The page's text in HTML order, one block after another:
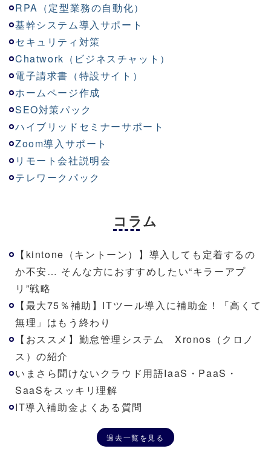
RPA（定型業務の自動化）
基幹システム導入サポート
セキュリティ対策
Chatwork（ビジネスチャット）
電子請求書（特設サイト）
ホームページ作成
SEO対策パック
ハイブリッドセミナーサポート
Zoom導入サポート
リモート会社説明会
テレワークパック
コラム
【kintone（キントーン）】導入しても定着するの
か不安… そんな方におすすめしたい“キラーアプ
リ”戦略
【最大75％補助】ITツール導入に補助金！「高くて
無理」はもう終わり
【おススメ】勤怠管理システム Xronos（クロノ
ス）の紹介
いまさら聞けないクラウド用語IaaS・PaaS・
SaaSをスッキリ理解
IT導入補助金よくある質問
過去一覧を見る